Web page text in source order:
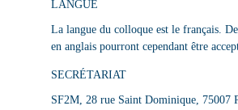
LANGUE
La langue du colloque est le français.
en anglais pourront cependant être
SECRÉTARIAT
SF2M, 28 rue Saint Dominique, 75007